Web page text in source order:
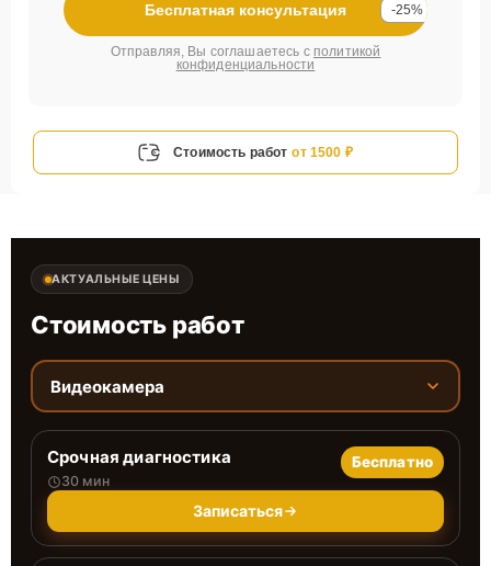
Бесплатная консультация -25%
Отправляя, Вы соглашаетесь с политикой
конфиденциальности
Стоимость работ от 1500 ₽
АКТУАЛЬНЫЕ ЦЕНЫ
Стоимость работ
Видеокамера
Срочная диагностика
30 мин
Бесплатно
Записаться